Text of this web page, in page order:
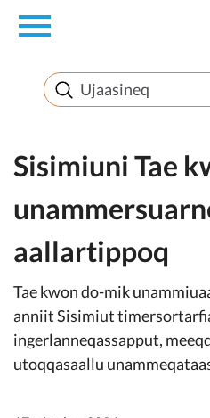
en
Innuttaasunut
Inuussutissarsiorneq
Politikki
Takornariat
Imminut sullinneq
Sisimiuni Tae
aallartippoq
Tae kwon do-mik
anniit Sisimiut
ingerlanneqassapput,
utoqqasaallu